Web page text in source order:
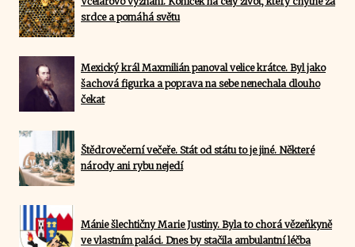
srdce a pomáhá světu
Mexický král Maxmilián panoval velice krátce. Byl jako
šachová figurka a poprava na sebe nenechala dlouho
čekat
Štědrovečerní večeře. Stát od státu to je jiné. Některé
národy ani rybu nejedí
Mánie šlechtičny Marie Justiny. Byla to chorá vězeňkyně
ve vlastním paláci. Dnes by stačila ambulantní léčba